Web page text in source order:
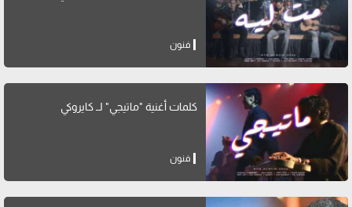
فنون
كلمات أغنية "ماتيجي" لــ كايروكي
فنون